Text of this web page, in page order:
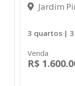
Jardim
3 quartos |
Venda
R$